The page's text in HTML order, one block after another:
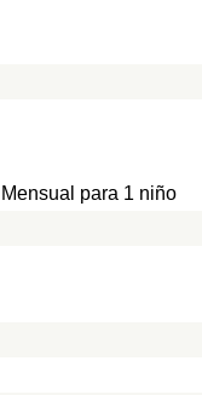
para 1 niño